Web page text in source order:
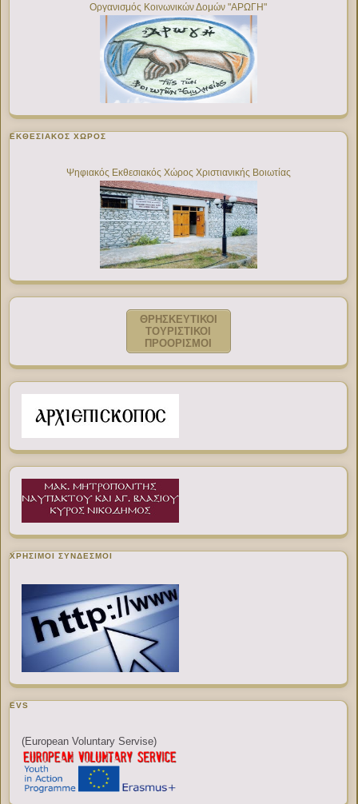
Οργανισμός Κοινωνικών Δομών "ΑΡΩΓΗ"
ΕΚΘΕΣΙΑΚΌΣ ΧΏΡΟΣ
Ψηφιακός Εκθεσιακός Χώρος Χριστιανικής Βοιωτίας
ΘΡΗΣΚΕΥΤΙΚΟΙ
ΤΟΥΡΙΣΤΙΚΟΙ
ΠΡΟΟΡΙΣΜΟΙ
ΧΡΉΣΙΜΟΙ ΣΎΝΔΕΣΜΟΙ
EVS
(European Voluntary Servise)